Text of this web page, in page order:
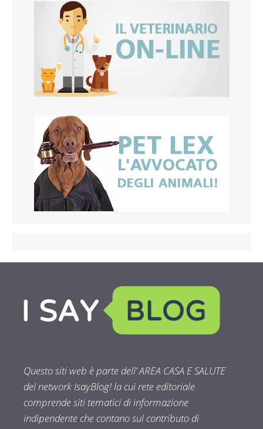
Questo siti web è parte dell’ AREA CASA E SALUTE
del network IsayBlog! la cui rete editoriale
comprende siti tematici di informazione
indipendente che contano sul contributo di